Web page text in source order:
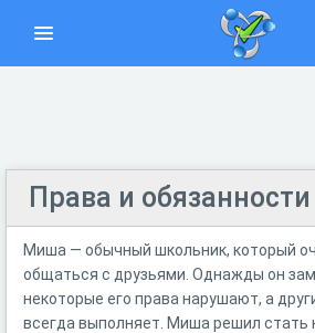
Права и
Миша — обычный школьник, который
общаться с друзьями. Однажды он
некоторые его права нарушают, а
всегда выполняет. Миша решил стать